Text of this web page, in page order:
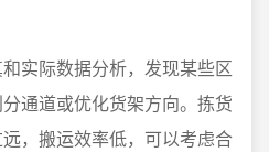
实际数据分析，发现某些区
通道或优化货架方向。拣货
，搬运效率低，可以考虑合